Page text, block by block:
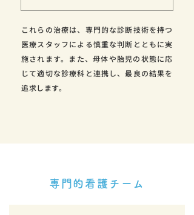
これらの治療は、専門的な診断技術を持つ
医療スタッフによる慎重な判断とともに実
施されます。また、母体や胎児の状態に応
じて適切な診療科と連携し、最良の結果を
追求します。
専門的看護チーム